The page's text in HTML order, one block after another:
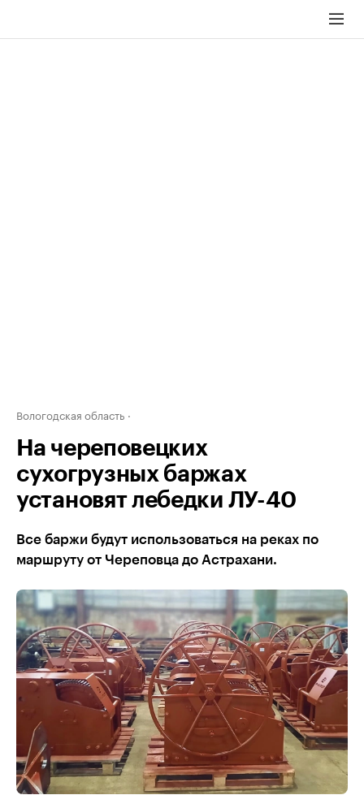
Вологодская область
На череповецких
сухогрузных баржах
установят лебедки ЛУ-40
Все баржи будут использоваться на реках по
маршруту от Череповца до Астрахани.